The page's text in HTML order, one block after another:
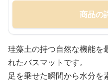
商品の
珪藻土の持つ自然な機能を
れたバスマットです。
足を乗せた瞬間から水分を